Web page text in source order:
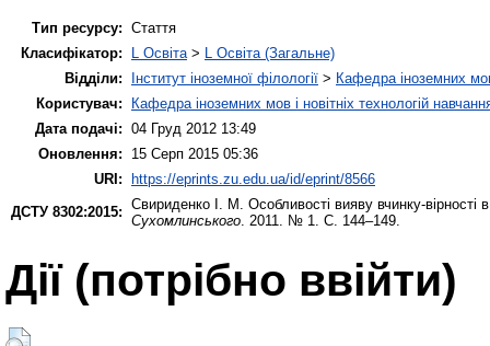
Тип ресурсу: Стаття
Класифікатор:
L Освіта > L Освіта (Загальне)
Відділи:
Інститут іноземної філології > Кафедра іноземних
Користувач:
Кафедра іноземних мов і новітніх технологій
Дата подачі: 04 Груд 2012 13:49
Оновлення:
15 Серп 2015 05:36
URI: https://eprints.zu.edu.ua/id/eprint/8566
ДСТУ 8302:2015: Свириденко І. М. Особливості вияву вчинку-
Сухомлинського . 2011. № 1. С. 144–149.
Дії ​​(потрібно ввійти)